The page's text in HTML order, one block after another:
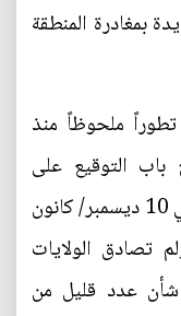
بمغادرة المنطقة
تطوراً ملحوظاً منذ
باب التوقيع على
اتفاقية الأمم المتحدة لقانون البحار في 10 ديسمبر/ كانون
ولم تصادق الولايات
شأن عدد قليل من